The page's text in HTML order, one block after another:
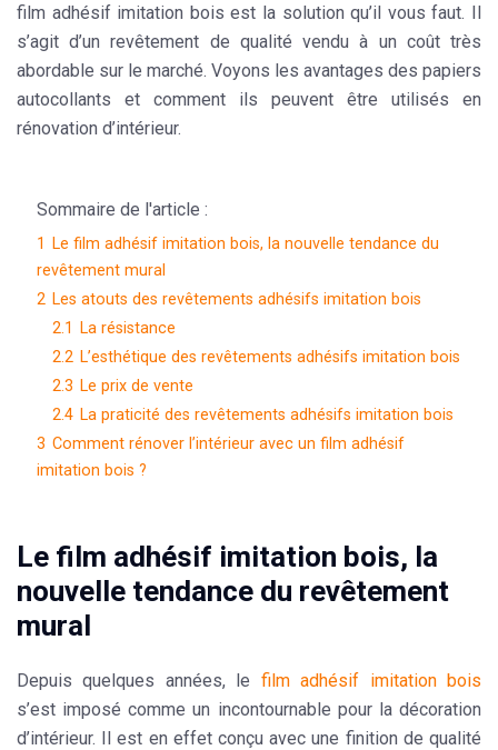
film adhésif imitation bois est la solution qu’il vous faut. Il
s’agit d’un revêtement de qualité vendu à un coût très
abordable sur le marché. Voyons les avantages des papiers
autocollants et comment ils peuvent être utilisés en
rénovation d’intérieur.
Sommaire de l'article :
1
Le film adhésif imitation bois, la nouvelle tendance du
revêtement mural
2 Les atouts des revêtements adhésifs imitation bois
2.1
La résistance
2.2 L’esthétique des revêtements adhésifs imitation bois
2.3 Le prix de vente
2.4 La praticité des revêtements adhésifs imitation bois
3 Comment rénover l’intérieur avec un film adhésif
imitation bois ?
Le film adhésif imitation bois, la
nouvelle tendance du revêtement
mural
Depuis quelques années, le film adhésif imitation bois
s’est imposé comme un incontournable pour la décoration
d’intérieur. Il est en effet conçu avec une finition de qualité